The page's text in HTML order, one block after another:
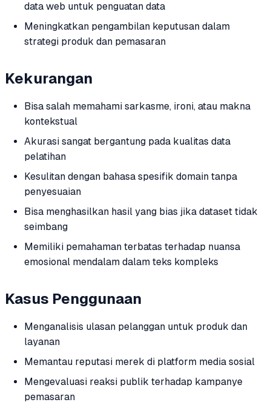
data web untuk penguatan data
Meningkatkan pengambilan keputusan dalam
strategi produk dan pemasaran
Kekurangan
Bisa salah memahami sarkasme, ironi, atau makna
kontekstual
Akurasi sangat bergantung pada kualitas data
pelatihan
Kesulitan dengan bahasa spesifik domain tanpa
penyesuaian
Bisa menghasilkan hasil yang bias jika dataset tidak
seimbang
Memiliki pemahaman terbatas terhadap nuansa
emosional mendalam dalam teks kompleks
Kasus Penggunaan
Menganalisis ulasan pelanggan untuk produk dan
layanan
Memantau reputasi merek di platform media sosial
Mengevaluasi reaksi publik terhadap kampanye
pemasaran